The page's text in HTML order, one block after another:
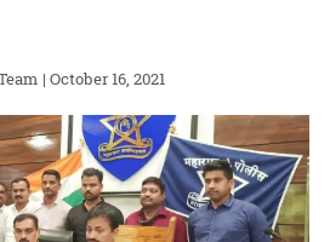
| October 16, 2021